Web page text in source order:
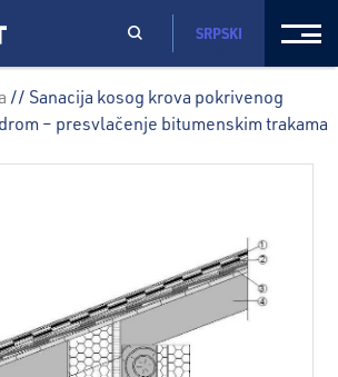
SRPSKI
// Sanacija kosog krova pokrivenog
– presvlačenje bitumenskim trakama